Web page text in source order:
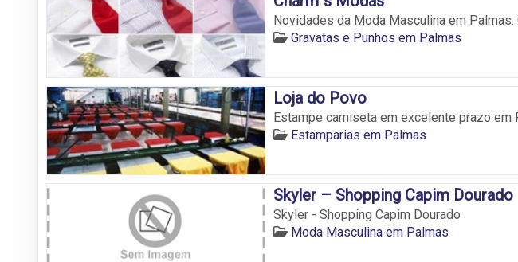
Novidades da Moda Masculina em
Gravatas e Punhos em Palmas
Loja do Povo
Estampe camiseta em excelente prazo em
Estamparias em Palmas
Skyler – Shopping Capim Dourado
Skyler - Shopping Capim Dourado
Moda Masculina em Palmas